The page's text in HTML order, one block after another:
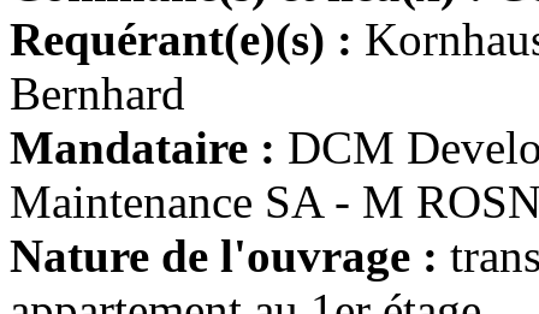
Requérant(e)(s) :
Bernhard
Mandataire : DCM
Maintenance SA - M
Nature de l'ouvrage :